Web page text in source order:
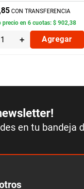
,85 CON TRANSFERENCIA
precio en6 cuotas:$ 902,38
＋ Agregar
en tu bandeja